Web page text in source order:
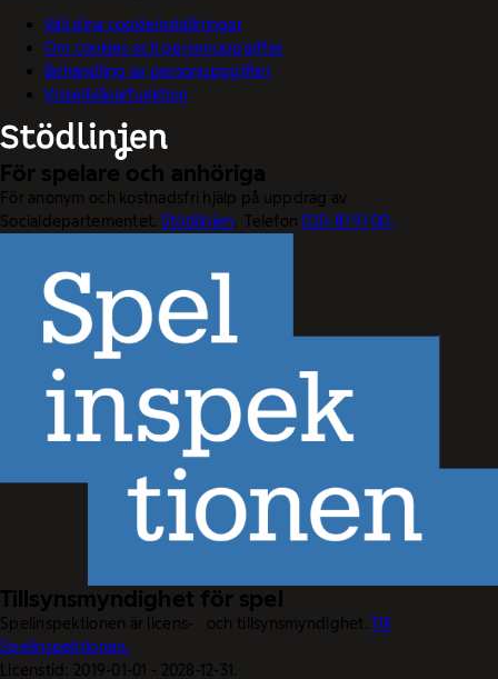
Välj dina cookieinställningar
Om cookies och personuppgifter
Behandling av personuppgifter
Visselblåsarfunktion
För spelare och anhöriga
För anonym och kostnadsfri hjälp på uppdrag av
Socialdepartementet. Stödlinjen. Telefon020-81 91 00.
Tillsynsmyndighet för spel
Spelinspektionen är licens- och tillsynsmyndighet.Till
Spelinspektionen.
Licenstid: 2019-01-01 - 2028-12-31.